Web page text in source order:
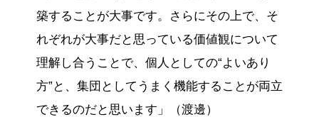
築することが大事です。さらにその上で、そ
れぞれが大事だと思っている価値観について
理解し合うことで、個人としての“よいあり
方”と、集団としてうまく機能することが両立
できるのだと思います」（渡邊）